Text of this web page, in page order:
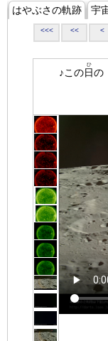
はやぶさの軌跡 宇
<<< << <
♪この日
ひ
の